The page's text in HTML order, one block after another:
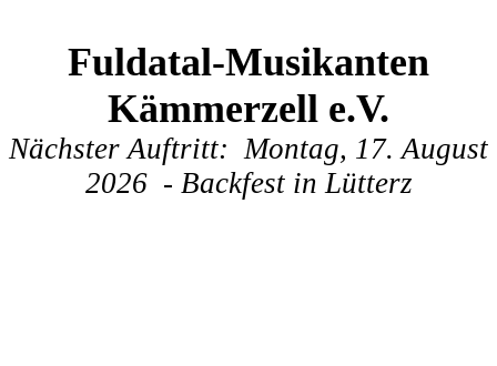
Fuldatal-Musikanten
Kämmerzell e.V.
Nächster Auftritt: Montag, 17. August
2026 - Backfest in Lütterz